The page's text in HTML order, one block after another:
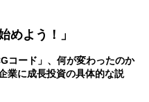
めよう！」
コード」、何が変わったのか
に成長投資の具体的な説